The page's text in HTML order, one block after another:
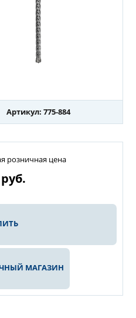
Артикул: 775-884
розничная цена
руб.
МАГАЗИН